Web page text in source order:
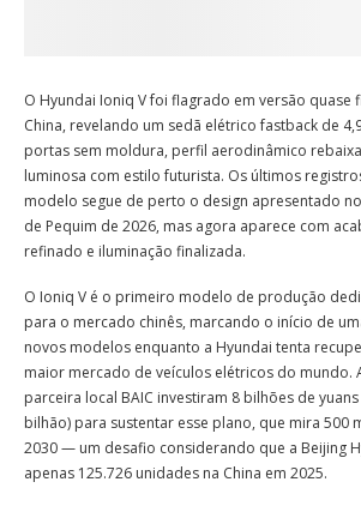
O Hyundai Ioniq V foi flagrado em versão quase
China, revelando um sedã elétrico fastback de
portas sem moldura, perfil aerodinâmico
luminosa com estilo futurista. Os últimos
modelo segue de perto o design apresentado
de Pequim de 2026, mas agora aparece com
refinado e iluminação finalizada.
O Ioniq V é o primeiro modelo de produção
para o mercado chinês, marcando o início de
novos modelos enquanto a Hyundai tenta
maior mercado de veículos elétricos do mundo.
parceira local BAIC investiram 8 bilhões de yuans
bilhão) para sustentar esse plano, que mira 500
2030 — um desafio considerando que a Beijing
apenas 125.726 unidades na China em 2025.